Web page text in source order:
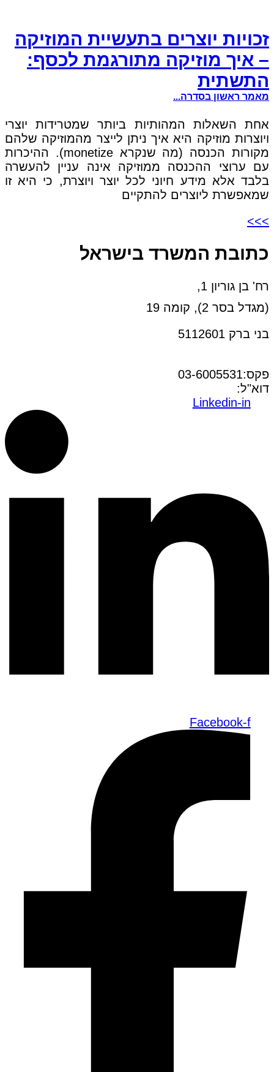
זכויות יוצרים בתעשיית המוזיקה
– איך מוזיקה מתורגמת לכסף:
התשתית
מאמר ראשון בסדרה...
אחת השאלות המהותיות ביותר שמטרידות יוצרי
ויוצרות מוזיקה היא איך ניתן לייצר מהמוזיקה שלהם
מקורות הכנסה (מה שנקרא monetize). ההיכרות
עם ערוצי ההכנסה ממוזיקה אינה עניין להעשרה
בלבד אלא מידע חיוני לכל יוצר ויוצרת, כי היא זו
שמאפשרת ליוצרים להתקיים
>>>
כתובת המשרד בישראל
רח' בן גוריון 1,
(מגדל בסר 2), קומה 19
בני ברק 5112601
פקס:03-6005531
דוא"ל:
Linkedin-in
Facebook-f